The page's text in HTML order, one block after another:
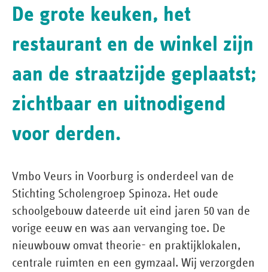
De grote keuken, het
restaurant en de winkel zijn
aan de straatzijde geplaatst;
zichtbaar en uitnodigend
voor derden.
Vmbo Veurs in Voorburg is onderdeel van de
Stichting Scholengroep Spinoza. Het oude
schoolgebouw dateerde uit eind jaren 50 van de
vorige eeuw en was aan vervanging toe. De
nieuwbouw omvat theorie- en praktijklokalen,
centrale ruimten en een gymzaal. Wij verzorgden